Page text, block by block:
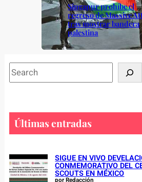
Singapur prohíbe el
regreso de Massive
tras mostrar bandera
palestina
S
e
h
Últimas entradas
SIGUE EN VIVO
CONMEMORATIVO DEL
SCOUTS EN MÉXICO